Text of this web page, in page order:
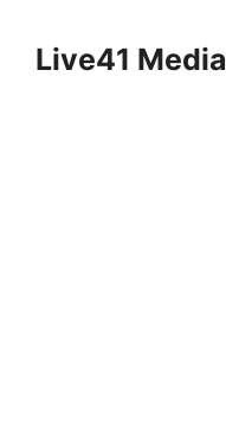
contentLive41 Media